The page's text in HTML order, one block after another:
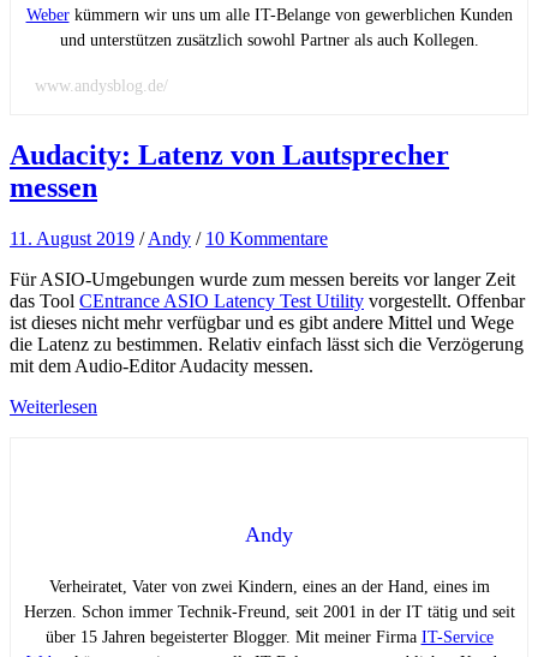
Weberkümmern wir uns um alle IT-Belange von gewerblichen Kunden
und unterstützen zusätzlich sowohl Partner als auch Kollegen.
www.andysblog.de/
Audacity: Latenz von Lautsprecher
messen
11. August 2019 /Andy / 10 Kommentare
Für ASIO-Umgebungen wurde zum messen bereits vor langer Zeit
das Tool CEntrance ASIO Latency Test Utility vorgestellt. Offenbar
ist dieses nicht mehr verfügbar und es gibt andere Mittel und Wege
die Latenz zu bestimmen. Relativ einfach lässt sich die Verzögerung
mit dem Audio-Editor Audacity messen.
Weiterlesen
Andy
Verheiratet, Vater von zwei Kindern, eines an der Hand, eines im
Herzen. Schon immer Technik-Freund, seit 2001 in der IT tätig und seit
über 15 Jahren begeisterter Blogger. Mit meiner Firma IT-Service